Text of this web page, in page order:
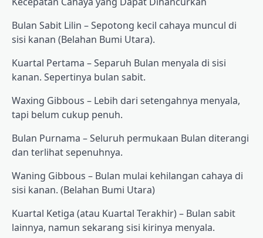
Bulan Sabit Lilin – Sepotong kecil cahaya muncul di
sisi kanan (Belahan Bumi Utara).
Kuartal Pertama – Separuh Bulan menyala di sisi
kanan. Sepertinya bulan sabit.
Waxing Gibbous – Lebih dari setengahnya menyala,
tapi belum cukup penuh.
Bulan Purnama – Seluruh permukaan Bulan diterangi
dan terlihat sepenuhnya.
Waning Gibbous – Bulan mulai kehilangan cahaya di
sisi kanan. (Belahan Bumi Utara)
Kuartal Ketiga (atau Kuartal Terakhir) – Bulan sabit
lainnya, namun sekarang sisi kirinya menyala.